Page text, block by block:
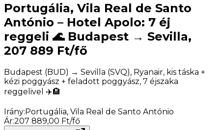
Portugália, Vila Real de Santo
António – Hotel Apolo: 7 éj
reggeli 🌊 Budapest → Sevilla,
207 889 Ft/fő
Budapest (BUD) → Sevilla (SVQ), Ryanair, kis táska +
kézi poggyász + feladott poggyász, 7 éjszaka
reggelivel ✈️🏨
Irány:Portugália, Vila Real de Santo António
Ár:207 889,00 Ft/fő